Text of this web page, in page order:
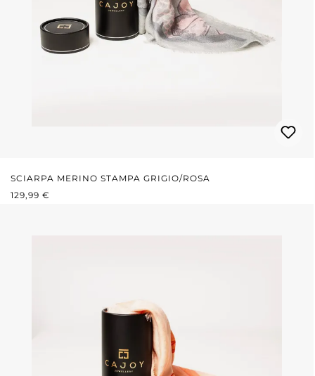
SCIARPA MERINO STAMPA GRIGIO/ROSA
PREZZO NORMALE:
129,99 €